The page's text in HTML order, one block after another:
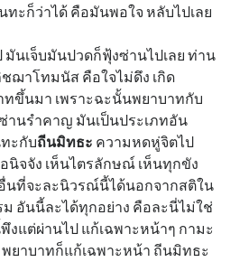
ทะก็ว่าได้ คือมันพอใจ หลับไปเลย
มันเจ็บมันปวดก็ฟุ้งซ่านไปเลย ท่าน
ชฌาโทมนัส คือใจไม่ดึง เกิด
ทขึ้นมา เพราะฉะนั้นพยาบาทกับ
านรำคาญ มันเป็นประเภทอัน
ะกับถีนมิทธะ ความหดหู่จิตไป
จจัง เห็นไตรลักษณ์ เห็นทุกขัง
นที่จะละนิวรณ์นี้ได้นอกจากสติใน
อันนี้ละได้ทุกอย่าง คือละนี่ไม่ใช่
แต่ผ่านไป แก้เฉพาะหน้าๆ กามะ
ยาบาทก็แก้เฉพาะหน้า ถีนมิทธะ